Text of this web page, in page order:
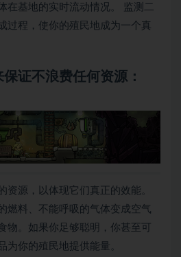
在基地的实时流动情况。 监测二
过程，使你的殖民地成为一个真
证不浪费任何资源：
资源，以体现它们真正的效能。
燃料、不能呼吸的气体变成空气
物。如果你足够聪明，你甚至可
为你的殖民地提供能量。